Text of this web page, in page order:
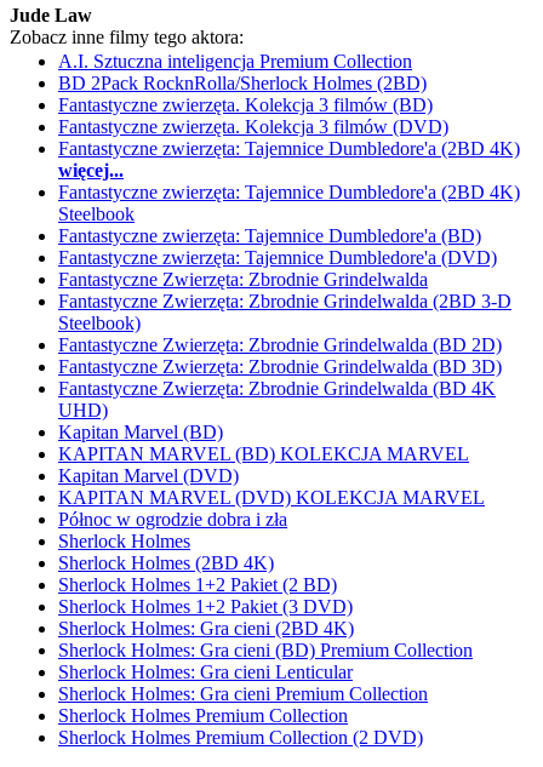
Jude Law
Zobacz inne filmy tego aktora:
A.I. Sztuczna inteligencja Premium Collection
BD 2Pack RocknRolla/Sherlock Holmes (2BD)
Fantastyczne zwierzęta. Kolekcja 3 filmów (BD)
Fantastyczne zwierzęta. Kolekcja 3 filmów (DVD)
Fantastyczne zwierzęta: Tajemnice Dumbledore'a (2BD 4K)
więcej...
Fantastyczne zwierzęta: Tajemnice Dumbledore'a (2BD 4K)
Steelbook
Fantastyczne zwierzęta: Tajemnice Dumbledore'a (BD)
Fantastyczne zwierzęta: Tajemnice Dumbledore'a (DVD)
Fantastyczne Zwierzęta: Zbrodnie Grindelwalda
Fantastyczne Zwierzęta: Zbrodnie Grindelwalda (2BD 3-D
Steelbook)
Fantastyczne Zwierzęta: Zbrodnie Grindelwalda (BD 2D)
Fantastyczne Zwierzęta: Zbrodnie Grindelwalda (BD 3D)
Fantastyczne Zwierzęta: Zbrodnie Grindelwalda (BD 4K
UHD)
Kapitan Marvel (BD)
KAPITAN MARVEL (BD) KOLEKCJA MARVEL
Kapitan Marvel (DVD)
KAPITAN MARVEL (DVD) KOLEKCJA MARVEL
Północ w ogrodzie dobra i zła
Sherlock Holmes
Sherlock Holmes (2BD 4K)
Sherlock Holmes 1+2 Pakiet (2 BD)
Sherlock Holmes 1+2 Pakiet (3 DVD)
Sherlock Holmes: Gra cieni (2BD 4K)
Sherlock Holmes: Gra cieni (BD) Premium Collection
Sherlock Holmes: Gra cieni Lenticular
Sherlock Holmes: Gra cieni Premium Collection
Sherlock Holmes Premium Collection
Sherlock Holmes Premium Collection (2 DVD)